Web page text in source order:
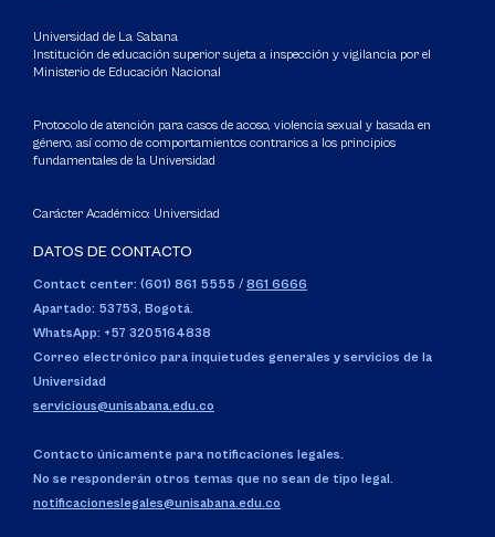
Universidad de La Sabana
Institución de educación superior sujeta a inspección y vigilancia por el
Ministerio de Educación Nacional
Protocolo de atención para casos de acoso, violencia sexual y basada en
género, así como de comportamientos contrarios a los principios
fundamentales de la Universidad
Carácter Académico: Universidad
DATOS DE CONTACTO
Contact center: (601) 861 5555 / 861 6666
Apartado: 53753, Bogotá.
WhatsApp: +57 3205164838
Correo electrónico para inquietudes generales y servicios de la
Universidad
servicious@unisabana.edu.co
Contacto únicamente para notificaciones legales.
No se responderán otros temas que no sean de tipo legal.
notificacioneslegales@unisabana.edu.co